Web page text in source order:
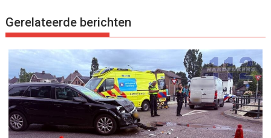
Gerelateerde berichten